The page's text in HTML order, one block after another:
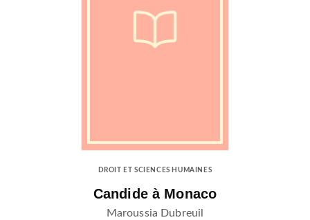
DROIT ET SCIENCES HUMAINES
Candide à Monaco
Maroussia Dubreuil